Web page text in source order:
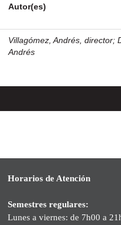
Autor(es)
Villagómez, Andrés, director;
Andrés
Horarios de Atención
Semestres regulares:
Lunes a viernes: de 7h00 a